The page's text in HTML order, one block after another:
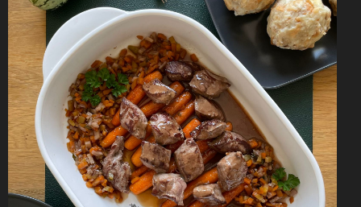
Bio-Schwein
Kuchen und
Nachspeisen